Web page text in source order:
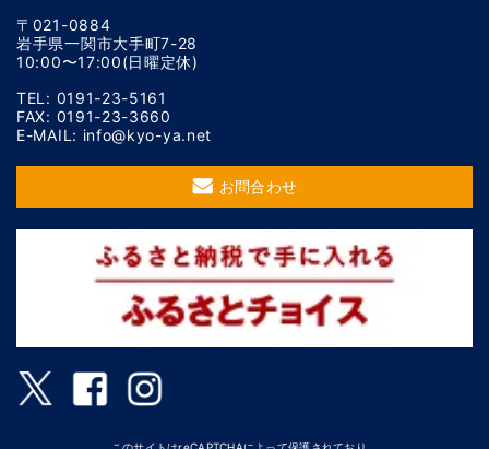
〒021-0884
岩手県一関市大手町7-28
10:00〜17:00(日曜定休)
TEL: 0191-23-5161
FAX: 0191-23-3660
E-MAIL: info@kyo-ya.net
お問合わせ